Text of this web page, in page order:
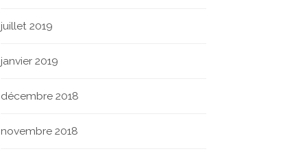
juillet 2019
janvier 2019
décembre 2018
novembre 2018